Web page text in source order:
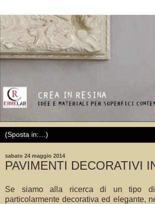
sabato 24 maggio 2014
PAVIMENTI DECORATIVI
Se siamo alla ricerca di un tipo di
particolarmente decorativa ed elegante,